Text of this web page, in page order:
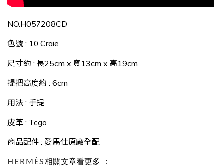
NO.H057208CD
色號 : 10 Craie
尺寸約 : 長25cm x 寬13cm x 高19cm
提把高度約 : 6cm
用法 : 手提
皮革 : Togo
商品配件 : 愛馬仕原廠全配
HERMÈS相關文章看更多 ：